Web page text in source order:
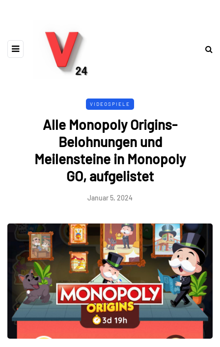
VIDEOSPIELE
Alle Monopoly Origins-
Belohnungen und
Meilensteine ​​in Monopoly
GO, aufgelistet
Januar 5, 2024